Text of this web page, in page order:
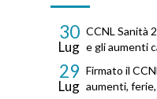
30
Lug
CCNL Sanità
e gli aumenti
29
Lug
Firmato il
aumenti,